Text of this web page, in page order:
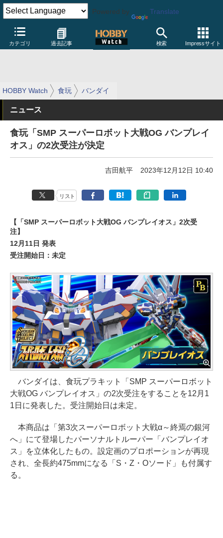
Powered by Translate
カテゴリ 過去記事 検索 Impressサイト
HOBBY Watch 食玩 バンダイ
ニュース
食玩「SMP スーパーロボット大戦OG バンプレイ
オス」の2次受注が決定
吉田航平 2023年12月12日 10:40
リスト
【「SMP スーパーロボット大戦OG バンプレイオス」2次受
注】
12月11日 発表
受注開始日：未定
バンダイは、食玩プラキット「SMP スーパーロボット
大戦OG バンプレイオス」の2次受注をすることを12月1
1日に発表した。受注開始日は未定。
本商品は「第3次スーパーロボット大戦α～終焉の銀河
へ」にて登場したパーソナルトルーパー「バンプレイオ
ス」を立体化したもの。設定画のプロポーションが再現
され、全長約475mmになる「S・Z・Oソード」も付属す
る。